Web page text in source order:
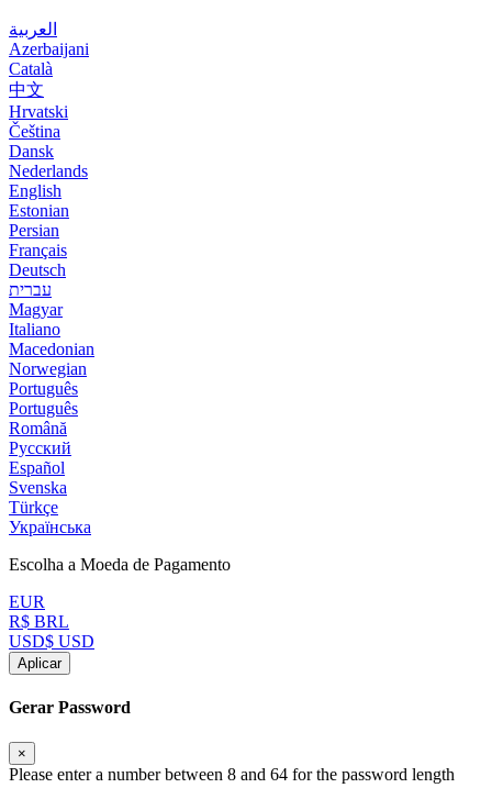
العربية
Azerbaijani
Català
中文
Hrvatski
Čeština
Dansk
Nederlands
English
Estonian
Persian
Français
Deutsch
עברית
Magyar
Italiano
Macedonian
Norwegian
Português
Português
Română
Русский
Español
Svenska
Türkçe
Українська
Escolha a Moeda de Pagamento
EUR
R$ BRL
USD$ USD
Aplicar
Gerar Password
×
Please enter a number between 8 and 64 for the password length